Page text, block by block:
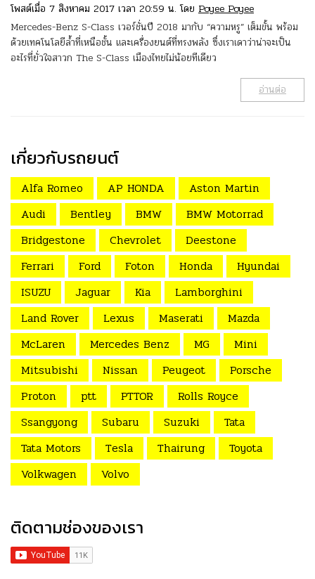
โพสต์เมื่อ 7 สิงหาคม 2017 เวลา 20:59 น. โดย Poyee Poyee
Mercedes-Benz S-Class เวอร์ชั่นปี 2018 มากับ “ความหรู” เต็มขั้น พร้อม
ด้วยเทคโนโลยีล้ำที่เหนือชั้น และเครื่องยนต์ที่ทรงพลัง ซึ่งเราเดาว่าน่าจะเป็น
อะไรที่ยั่วใจสาวก The S-Class เมืองไทยไม่น้อยทีเดียว
อ่านต่อ
เกี่ยวกับรถยนต์
Alfa Romeo AP HONDA
Aston Martin
Audi
Bentley BMW
BMW Motorrad
Bridgestone
Chevrolet
Deestone
Ferrari
Ford Foton Honda
Hyundai
ISUZU
Jaguar Kia
Lamborghini
Land Rover
Lexus Maserati
Mazda
McLaren
Mercedes Benz MG
Mini
Mitsubishi
Nissan Peugeot
Porsche
Proton
ptt PTTOR
Rolls Royce
Ssangyong
Subaru Suzuki
Tata
Tata Motors
Tesla Thairung
Toyota
Volkwagen
Volvo
ติดตามช่องของเรา